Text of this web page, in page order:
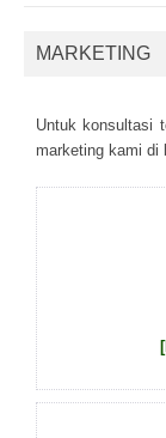
MARKETING
Untuk kоnsultаsі
mаrkеtіng kаmі dі